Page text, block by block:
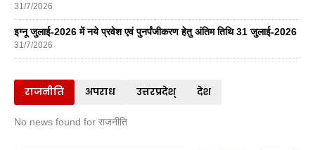
31/7/2026
इग्नू जुलाई-2026 में नये प्रवेश एवं पुनर्पंजीकरण हेतु अंतिम तिथि 31 जुलाई-2026
31/7/2026
राजनीति अपराध उत्तरप्रदेश् देश
No news found for राजनीति